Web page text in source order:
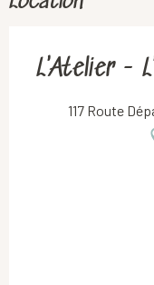
L'Atelier -
117 Route